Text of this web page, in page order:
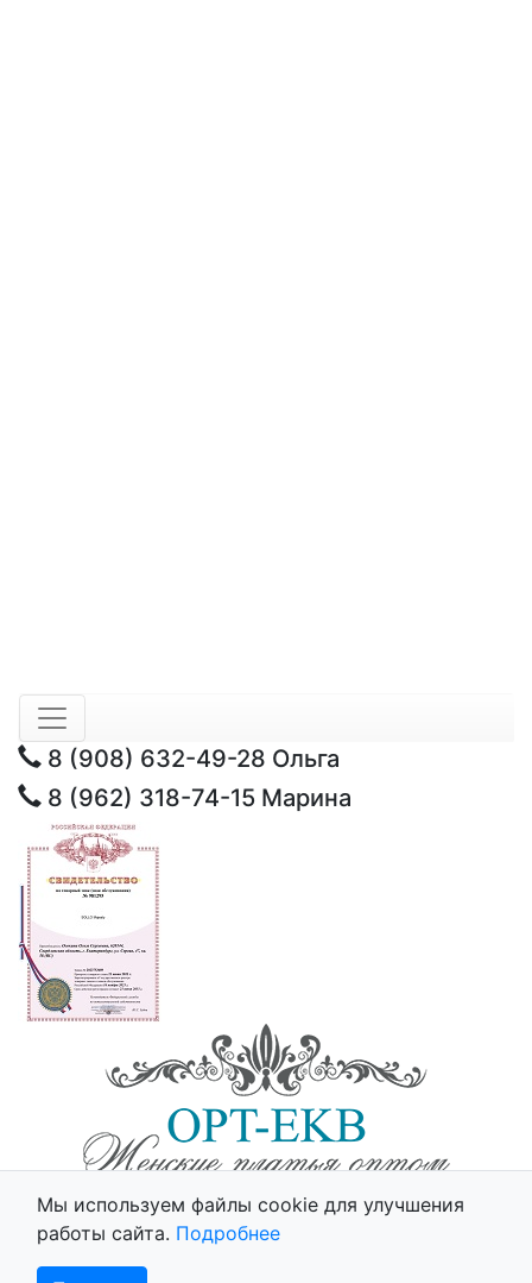
8 (908) 632-49-28 Ольга
8 (962) 318-74-15 Марина
Политика использования cookie
Мы используем файлы cookie для улучшения
работы сайта. Подробнее